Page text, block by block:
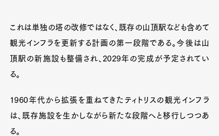
これは単独の塔の改修ではなく、既存の山頂駅なども含めて
観光インフラを更新する計画の第一段階である。今後は山
頂駅の新施設も整備され、2029年の完成が予定されてい
る。
1960年代から拡張を重ねてきたティトリスの観光インフラ
は、既存施設を生かしながら新たな段階へと移行しつつあ
る。